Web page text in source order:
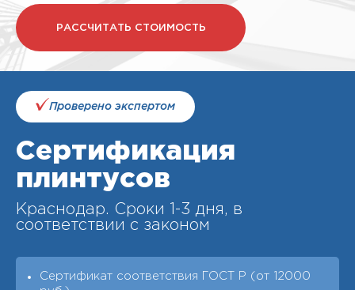
РАССЧИТАТЬ СТОИМОСТЬ
Проверено экспертом
Сертификация
плинтусов
Краснодар. Cроки 1-3 дня, в
соответствии с законом
Сертификат соответствия ГОСТ Р (от 12000